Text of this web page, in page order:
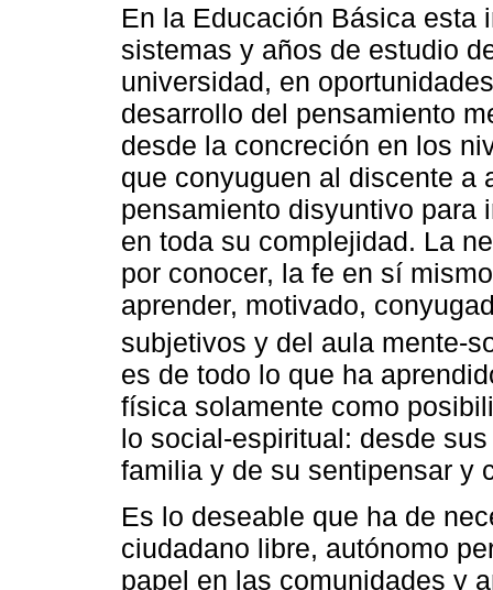
En la Educación Básica esta
sistemas y años de estudio
universidad, en
desarrollo del pensamiento
desde la concreción en los
que conyuguen al discente a
pensamiento disyuntivo para
en toda su complejidad. La
por conocer, la fe en sí
aprender, motivado,
subjetivos y del aula mente-
es de todo lo que ha
física solamente como
lo social-espiritual: desde
familia y de su sentipensar y
Es lo deseable que ha de
ciudadano libre, autónomo
papel en las comunidades y